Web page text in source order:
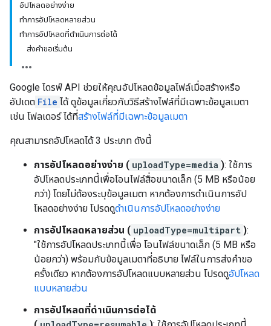
อัปโหลดอย่างง่าย
ทำการอัปโหลดหลายส่วน
ทำการอัปโหลดที่ดำเนินการต่อได้
ส่งคำขอเริ่มต้น
Google ไดรฟ์ API ช่วยให้คุณอัปโหลดข้อมูลไฟล์เมื่อสร้างหรือ
อัปเดต File ได้ ดูข้อมูลเกี่ยวกับวิธีสร้างไฟล์ที่มีเฉพาะข้อมูลเมตา
เช่น โฟลเดอร์ ได้ที่สร้างไฟล์ที่มีเฉพาะข้อมูลเมตา
คุณสามารถอัปโหลดได้ 3 ประเภท ดังนี้
การอัปโหลดอย่างง่าย ( uploadType=media ): ใช้การ
อัปโหลดประเภทนี้เพื่อโอนไฟล์สื่อขนาดเล็ก (5 MB หรือน้อย
กว่า) โดยไม่ต้องระบุข้อมูลเมตา หากต้องการดำเนินการอัป
โหลดอย่างง่าย โปรดดูดำเนินการอัปโหลดอย่างง่าย
การอัปโหลดหลายส่วน ( uploadType=multipart ):
"ใช้การอัปโหลดประเภทนี้เพื่อ โอนไฟล์ขนาดเล็ก (5 MB หรือ
น้อยกว่า) พร้อมกับข้อมูลเมตาที่อธิบาย ไฟล์ในการส่งคำขอ
ครั้งเดียว หากต้องการอัปโหลดแบบหลายส่วน โปรดดูอัปโหลด
แบบหลายส่วน
การอัปโหลดที่ดำเนินการต่อได้